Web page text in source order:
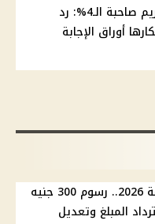
القصة الكاملة لأزمة ريم صاحبة الـ4%: رد
أوراق الإجابة
تظلمات الثانوية العامة 2026.. رسوم 300 جنيه
المبلغ وتعديل